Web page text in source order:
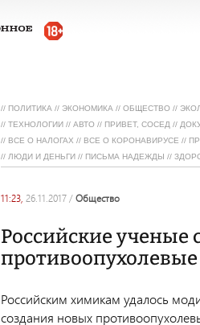
// ПОЛИТИКА // ЭКОНОМИКА // ОБЩЕСТВО //
// ТЕХНОЛОГИИ // АВТО // ПРИВЕТ, СОСЕД //
// ВСЕ О НАЛОГАХ // ВСЕ О КОРОНАВИРУСЕ //
// ЛЮДИ И ДЕНЬГИ // ПИСЬМА НАДЕЖДЫ //
11:23, 26.11.2017 / общество
Российские ученые
противоопухолевые
Российским химикам удалось
создания новых